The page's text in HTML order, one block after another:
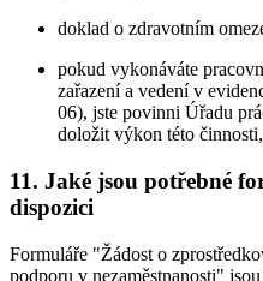
doklad o zdravotním
pokud vykonáváte
zařazení a vedení v
06), jste povinni Úřadu
doložit výkon této
11. Jaké jsou potřebné
dispozici
Formuláře "Žádost o
podporu v nezaměstnanosti"